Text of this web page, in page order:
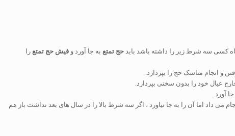
کسی سه شرط زیر را داشته باشد باید حج تمتع به جا آورد و فیش حج تمتع را
و انجام مناسک حج را بپردازد.
عیال خود را بدون سختی بپردازد.
آورد.
می داد اما آن را به جا نیاورد ، اگر سه شرط بالا را در سال های بعد نداشت باز هم